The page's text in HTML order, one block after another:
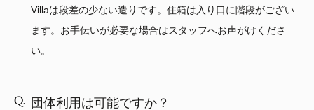
Villaは段差の少ない造りです。住箱は入り口に階段がござい
ます。お手伝いが必要な場合はスタッフへお声がけくださ
い。
団体利用は可能ですか？